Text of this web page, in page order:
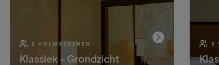
2 VOLWASSENEN
Klassiek - Grondzicht
3